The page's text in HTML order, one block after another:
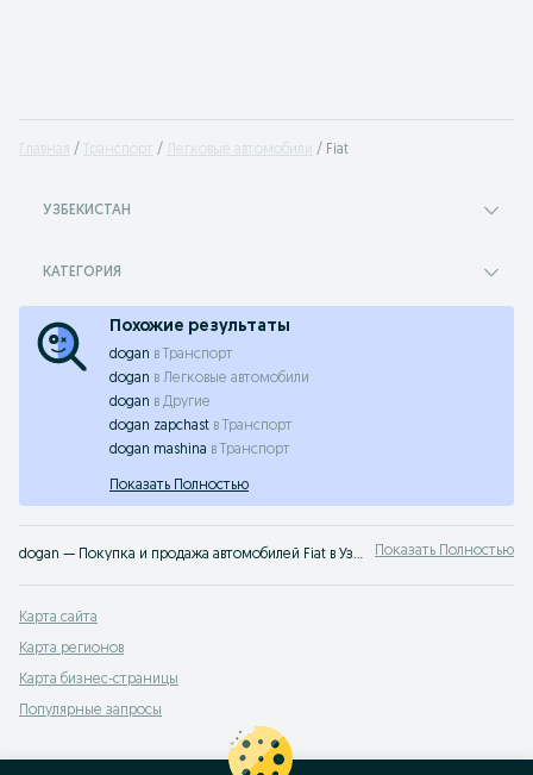
Главная Транспорт Легковые автомобили Fiat
УЗБЕКИСТАН
КАТЕГОРИЯ
Похожие результаты
dogan в
Транспорт
dogan в Легковые автомобили
dogan в Другие
dogan zapchast в
Транспорт
dogan mashina в Транспорт
Показать Полностью
dogan — Покупка и продажа автомобилей Fiat в Узбекистане ✔️ Новые и подержанные авто по выгодным ценам ⭐ Удобно, быстро и без посредников — на OLX.uz Показать Полностью
Карта сайта
Карта регионов
Карта бизнес-страницы
Популярные запросы